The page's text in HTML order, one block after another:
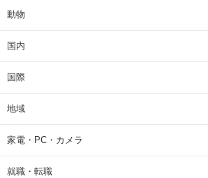
動物
国内
国際
地域
家電・PC・カメラ
就職・転職